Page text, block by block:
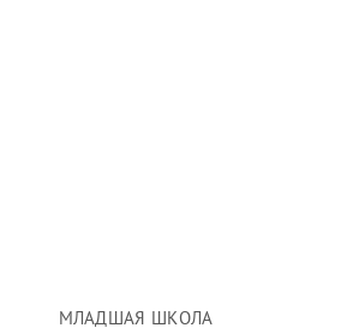
МЛАДШАЯ ШКОЛА